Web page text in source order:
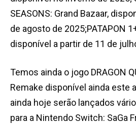
SEASONS: Grand Bazaar,
de agosto de 2025;PATAPON
disponível a partir de 11 de
Temos ainda o jogo DRAGON
Remake disponível ainda este
ainda hoje serão lançados
para a Nintendo Switch: SaGa